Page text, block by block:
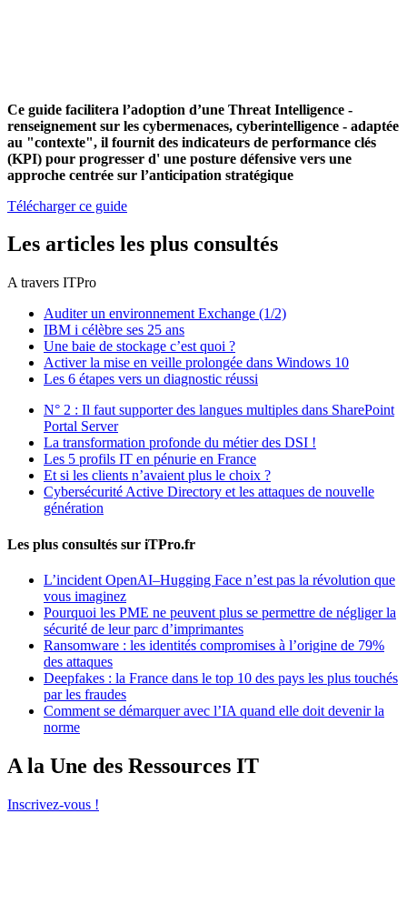
Ce guide facilitera l’adoption d’une Threat Intelligence -
renseignement sur les cybermenaces, cyberintelligence - adaptée
au "contexte", il fournit des indicateurs de performance clés
(KPI) pour progresser d' une posture défensive vers une
approche centrée sur l’anticipation stratégique
Télécharger ce guide
Les articles les plus consultés
A travers ITPro
Auditer un environnement Exchange (1/2)
IBM i célèbre ses 25 ans
Une baie de stockage c’est quoi ?
Activer la mise en veille prolongée dans Windows 10
Les 6 étapes vers un diagnostic réussi
N° 2 : Il faut supporter des langues multiples dans SharePoint
Portal Server
La transformation profonde du métier des DSI !
Les 5 profils IT en pénurie en France
Et si les clients n’avaient plus le choix ?
Cybersécurité Active Directory et les attaques de nouvelle
génération
Les plus consultés sur iTPro.fr
L’incident OpenAI–Hugging Face n’est pas la révolution que
vous imaginez
Pourquoi les PME ne peuvent plus se permettre de négliger la
sécurité de leur parc d’imprimantes
Ransomware : les identités compromises à l’origine de 79%
des attaques
Deepfakes : la France dans le top 10 des pays les plus touchés
par les fraudes
Comment se démarquer avec l’IA quand elle doit devenir la
norme
A la Une des Ressources IT
Inscrivez-vous !